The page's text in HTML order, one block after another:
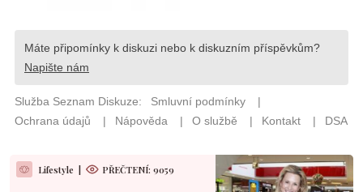
Lifestyle | PŘEČTENÍ: 9059